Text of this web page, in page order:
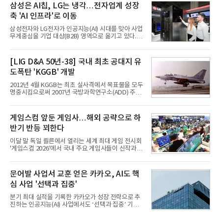
삼성은 AI칩, LG는 냉각…전자업계 성장
축 'AI 인프라'로 이동
삼성전자와 LG전자가 인공지능(AI) 시대를 맞아 사업
무게중심을 기업 대상(B2B) 영역으로 옮기고 있다.
접어든 가운데 삼성전자는 AI 반도체를 중심으로 데
이터센터 생태계 공략을 강화하고 LG전자는 냉각솔
루션·전장·로봇 등 기업용 솔루션 사업 확대에 속도를
내고 있다.9일 업계에 따르면 LG전자는 2분기 생활가
전과 프리미엄 제품 경쟁력에 더해 B2B 사업 확대 효
과로 수익성을 방어한 반면 삼성전자는 디바이스경험
(DX) 부문의 TV·생활가전 수익성이 악화됐다. 대신 삼
사업 확대
[LIG D&A 50년-38] 국내 최초 공대지 유
도폭탄 'KGGB' 개발
2012년 4월 KGGB는 최초 실사격에서 목표물을 모두
명중시킴으로써 2007년 국방과학연구소(ADD) 주관
체로 참여했다. 체계개발에는 총 400여억 원의 개발
비와 62개월의 기간이 소요됐다. 한국형 GPS 유도폭
탄 KGGB(Korea GPS Guided Bomb)는 국내 최초
의 공대지 유도폭탄으로 2012년에 최종 전투용 적합
판정을 받았다.우리 공군이 운용하는 모든 전투기에
탑재할 수 있는 KGGB는 일반목적폭탄(General
Purpose Bomb)에 장착하여 운용토록 개발됐다.이
는 조종사가 휴대하는 명령통신장치(PDU, P
게임스컴 앞둔 게임사…해외 공략으로 하
반기 반등 꾀한다
이달 말 독일 쾰른에서 열리는 세계 최대 게임 전시회
'게임스컴 2026'에서 국내 주요 게임사들이 신작과 글
체별로 엇갈린 가운데 하반기 신작 흥행과 해외 시장
성과가 실적을 좌우할 핵심 변수로 떠오르고 있다.8일
업계에 따르면 올해 상반기 게임업계는 기업별 성적
표가 크게 갈렸다. 대표적으로 크래프톤은 'PUBG: 배
틀그라운드'의 안정적인 성장에 힘입어 상반기 연결
기준 매출 2조6616억원, 영업이익 9725억원으로 역
대 최대 실적을 기록했다. 엔씨도 올해 출시한 '아이온
문어발 사업서 교훈 얻은 카카오, AI도 핵
심 사업 '선택과 집중'
분기 최대 실적을 기록한 카카오가 성장 전략으로 추
진하는 인공지능(AI) 사업에서도 ‘선택과 집중’ 기조